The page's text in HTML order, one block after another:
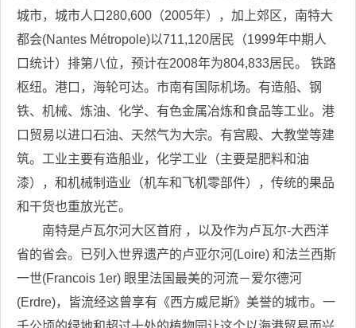
城市，城市人口280,600（2005年），加上郊区，南特大
都会(Nantes Métropole)以711,120居民（1999年中期人
口统计）排第八位，预计在2008年为804,833居民。 铁路
枢纽。港口，海轮可达。市南有国际机场。有造船、钢
铁、机械、炼油、化学、有色金属冶炼和食品等工业。港
口贸易以进口石油、天然气为大宗。有宫殿、大教堂等建
筑。工业主要有造船业，化学工业（主要是肥料和油
漆），和机械制造业（机车和飞机零部件），传统的果品
和干货也重放光芒。
南特是卢瓦尔河大区首府 ，以及作为卢瓦尔-大西洋
省的省会。已列入世界遗产的卢亚尔河(Loire) 和法兰西斯
一世(Francois 1er) 眼里法国最美的河流－爱尔德河
(Erdre)，皆流经这曾享有《西方威尼斯》美誉的城市。一